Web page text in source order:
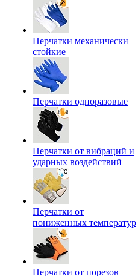
Перчатки механически
стойкие
Перчатки одноразовые
Перчатки от вибраций и
ударных воздействий
Перчатки от
пониженных температур
Перчатки от порезов